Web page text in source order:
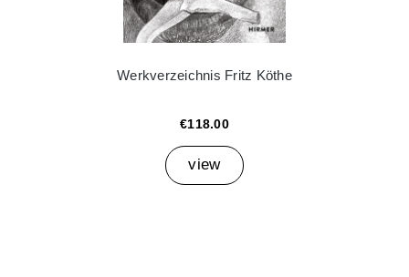
Werkverzeichnis Fritz Köthe
€118.00
view